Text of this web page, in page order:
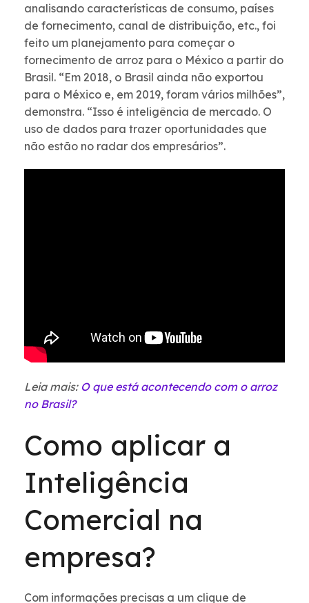
analisando características de consumo, países
de fornecimento, canal de distribuição, etc., foi
feito um planejamento para começar o
fornecimento de arroz para o México a partir do
Brasil. “Em 2018, o Brasil ainda não exportou
para o México e, em 2019, foram vários milhões”,
demonstra. “Isso é inteligência de mercado. O
uso de dados para trazer oportunidades que
não estão no radar dos empresários”.
Leia mais: O que está acontecendo com o arroz
no Brasil?
Como aplicar a
Inteligência
Comercial na
empresa?
Com informações precisas a um clique de